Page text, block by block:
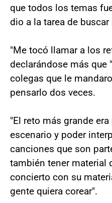
que todos los temas
dio a la tarea de
"Me tocó llamar a los
declarándose más que
colegas que le
pensarlo dos veces.
"El reto más grande
escenario y poder
canciones que son
también tener material
concierto con su
gente quiera corear".